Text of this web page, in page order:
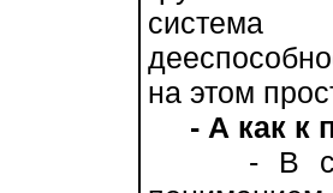
система
на этом
- А как к
- В